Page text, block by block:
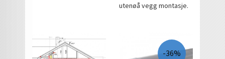
utenøå vegg montasje.
-36%